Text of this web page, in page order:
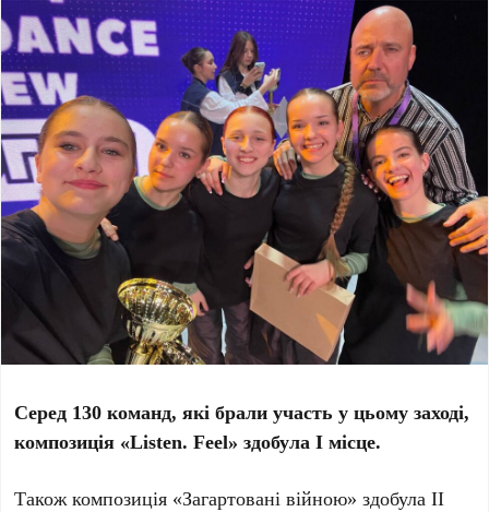
Серед 130 команд, які брали участь у цьому заході,
композиція «Listen. Feel» здобула І місце.
Також композиція «Загартовані війною» здобула ІІ